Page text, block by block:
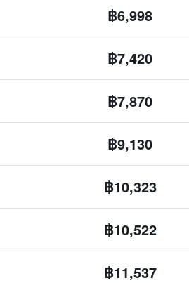
฿6,998
฿7,420
฿7,870
฿9,130
฿10,323
฿10,522
฿11,537